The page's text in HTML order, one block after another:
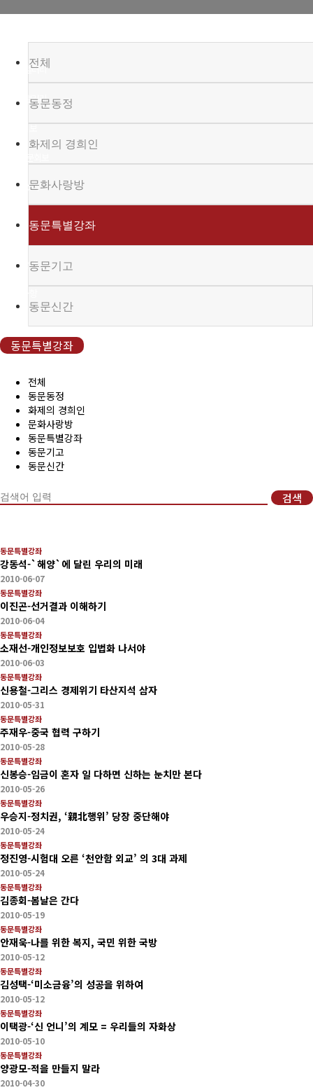
경조사
포토 갤러리
영상 갤러리
동문회보
(구)동문회보
모교 소식
행사안내
공지사항
회비 안내
동문ID카드 발급
전체
동문동정
화제의 경희인
문화사랑방
동문특별강좌
동문기고
동문신간
동문특별강좌
전체
동문동정
화제의 경희인
문화사랑방
동문특별강좌
동문기고
동문신간
검색
동문특별강좌
강동석-`해양`에 달린 우리의 미래
2010-06-07
동문특별강좌
이진곤-선거결과 이해하기
2010-06-04
동문특별강좌
소재선-개인정보보호 입법화 나서야
2010-06-03
동문특별강좌
신용철-그리스 경제위기 타산지석 삼자
2010-05-31
동문특별강좌
주재우-중국 협력 구하기
2010-05-28
동문특별강좌
신봉승-임금이 혼자 일 다하면 신하는 눈치만 본다
2010-05-26
동문특별강좌
우승지-정치권, ‘親北행위’ 당장 중단해야
2010-05-24
동문특별강좌
정진영-시험대 오른 ‘천안함 외교’ 의 3대 과제
2010-05-24
동문특별강좌
김종회-봄날은 간다
2010-05-19
동문특별강좌
안재욱-나를 위한 복지, 국민 위한 국방
2010-05-12
동문특별강좌
김성택-‘미소금융’의 성공을 위하여
2010-05-12
동문특별강좌
이택광-‘신 언니’의 계모 = 우리들의 자화상
2010-05-10
동문특별강좌
양광모-적을 만들지 말라
2010-04-30